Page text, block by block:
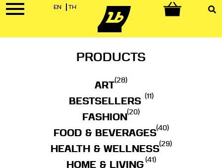
EN TH
PRODUCTS
ART(28)
BESTSELLERS (11)
FASHION(20)
FOOD & BEVERAGES(40)
HEALTH & WELLNESS(29)
(41)